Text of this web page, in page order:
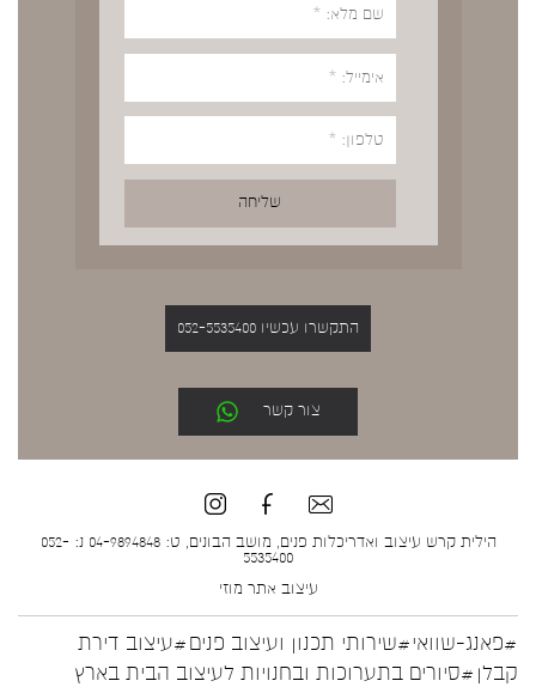
התקשרו עכשיו 052-5535400
צור קשר
הילית קרש עיצוב ואדריכלות פנים, מושב הבונים, ט: 04-9894848 נ: 052-
5535400
עיצוב אתר מוזי
#פאנג-שוואי#שירותי תכנון ועיצוב פנים#עיצוב דירת
קבלן #סיורים בתערוכות ובחנויות לעיצוב הבית בארץ